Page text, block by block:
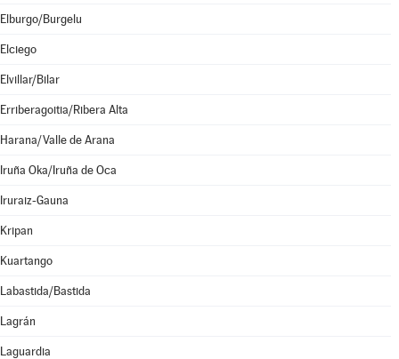
Elburgo/Burgelu
Elciego
Elvillar/Bilar
Erriberagoitia/Ribera Alta
Harana/Valle de Arana
Iruña Oka/Iruña de Oca
Iruraiz-Gauna
Kripan
Kuartango
Labastida/Bastida
Lagrán
Laguardia